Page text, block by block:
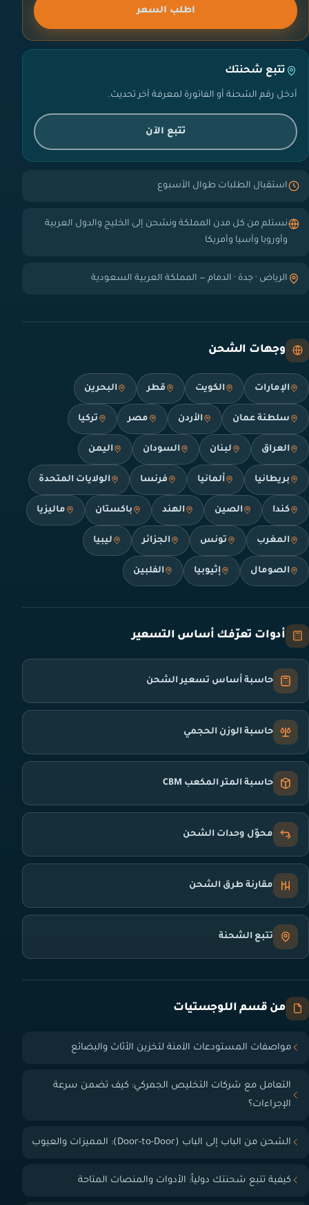
اطلب السعر
تتبع شحنتك
أدخل رقم الشحنة أو الفاتورة لمعرفة آخر تحديث.
تتبع الآن
استقبال الطلبات طوال الأسبوع
نستلم من كل مدن المملكة ونشحن إلى الخليج والدول العربية
وأوروبا وآسيا وأمريكا
الرياض · جدة · الدمام — المملكة العربية السعودية
وجهات الشحن
الإمارات الكويت قطر البحرين
سلطنة عمان الأردن مصر تركيا
العراق لبنان السودان اليمن
بريطانيا ألمانيا فرنسا الولايات المتحدة
كندا الصين الهند باكستان ماليزيا
المغرب تونس الجزائر ليبيا
الصومال إثيوبيا الفلبين
أدوات تعرّفك أساس التسعير
حاسبة أساس تسعير الشحن
حاسبة الوزن الحجمي
حاسبة المتر المكعب CBM
محوّل وحدات الشحن
مقارنة طرق الشحن
تتبع الشحنة
من قسم اللوجستيات
مواصفات المستودعات الآمنة لتخزين الأثاث والبضائع
التعامل مع شركات التخليص الجمركي: كيف تضمن سرعة
الإجراءات؟
الشحن من الباب إلى الباب (Door-to-Door): المميزات والعيوب
كيفية تتبع شحنتك دولياً: الأدوات والمنصات المتاحة